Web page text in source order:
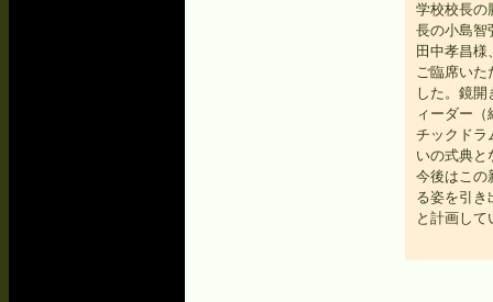
学校校長の
長の小島智
田中孝昌
ご臨席いた
した。鏡
ィーダー
チックドラ
いの式典と
今後はこの
る姿を引き
と計画して